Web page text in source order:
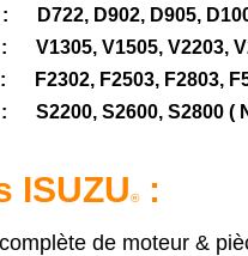
D722, D902, D905,
V1305, V1505, V2203,
F2302, F2503, F2803,
S2200, S2600, S2800 (
de moteur &
ISUZU®: